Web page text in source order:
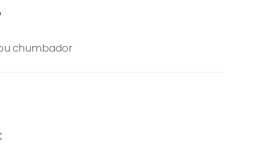
chumbador